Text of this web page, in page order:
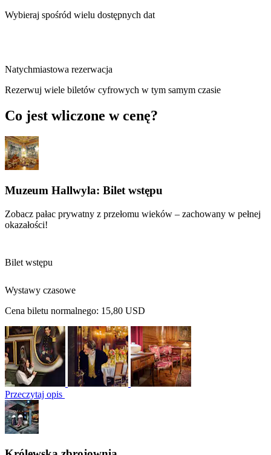
Wybieraj spośród wielu dostępnych dat
Natychmiastowa rezerwacja
Rezerwuj wiele biletów cyfrowych w tym samym czasie
Co jest wliczone w cenę?
Muzeum Hallwyla: Bilet wstępu
Zobacz pałac prywatny z przełomu wieków – zachowany w pełnej
okazałości!
Bilet wstępu
Wystawy czasowe
Cena biletu normalnego: 15,80 USD
Przeczytaj opis